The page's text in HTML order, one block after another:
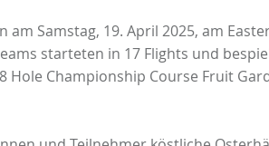
Samstag, 19. April 2025, am
starteten in 17 Flights und
Championship Course Fruit